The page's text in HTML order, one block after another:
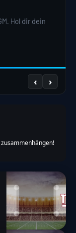
Hol dir dein
‹ ›